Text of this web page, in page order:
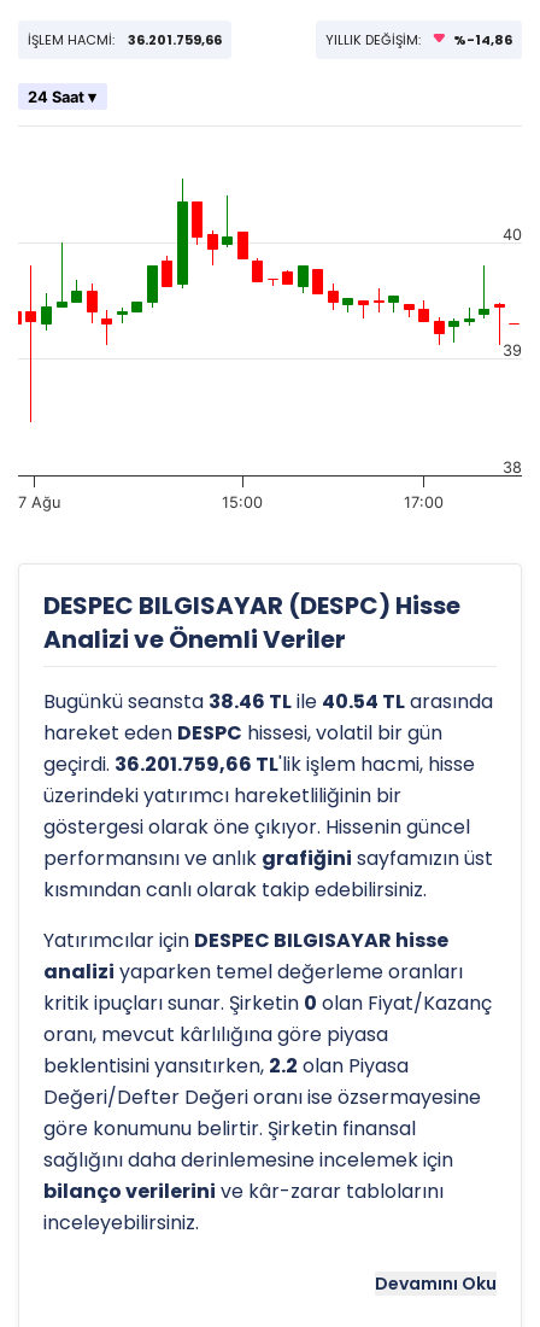
İŞLEM HACMİ: 36.201.759,66 YILLIK DEĞİŞİM: %-14,86
24 Saat ▾
7 Ağu 15:00 17:00
38
39
40
DESPEC BILGISAYAR (DESPC) Hisse
Analizi ve Önemli Veriler
Bugünkü seansta 38.46 TLile 40.54 TLarasında
hareket eden DESPC hissesi, volatil bir gün
geçirdi. 36.201.759,66 TL'lik işlem hacmi, hisse
üzerindeki yatırımcı hareketliliğinin bir
göstergesi olarak öne çıkıyor. Hissenin güncel
performansını ve anlık grafiğini sayfamızın üst
kısmından canlı olarak takip edebilirsiniz.
Yatırımcılar için DESPEC BILGISAYAR hisse
analizi yaparken temel değerleme oranları
kritik ipuçları sunar. Şirketin 0 olan Fiyat/Kazanç
oranı, mevcut kârlılığına göre piyasa
beklentisini yansıtırken, 2.2 olan Piyasa
Değeri/Defter Değeri oranı ise özsermayesine
göre konumunu belirtir. Şirketin finansal
sağlığını daha derinlemesine incelemek için
bilanço verilerini ve kâr-zarar tablolarını
inceleyebilirsiniz.
Hissenin uzun vadeli trendini ve potansiyelDevamını Oku